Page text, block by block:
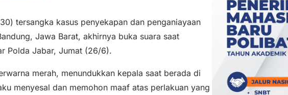
tersangka kasus penyekapan dan penganiayaan
Jawa Barat, akhirnya buka suara saat
Polda Jabar, Jumat (26/6).
merah, menundukkan kepala saat berada di
menyesal dan memohon maaf atas perlakuan yang